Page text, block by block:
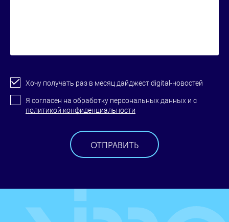
Хочу получать раз в месяц дайджест digital-новостей
Я согласен на обработку персональных данных и с
политикой конфиденциальности
ОТПРАВИТЬ